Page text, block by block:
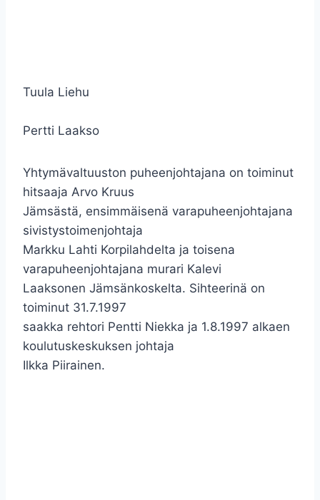
Tuula Liehu
Pertti Laakso
Yhtymävaltuuston puheenjohtajana on toiminut
hitsaaja Arvo Kruus
Jämsästä, ensimmäisenä varapuheenjohtajana
sivistystoimenjohtaja
Markku Lahti Korpilahdelta ja toisena
varapuheenjohtajana murari Kalevi
Laaksonen Jämsänkoskelta. Sihteerinä on
toiminut 31.7.1997
saakka rehtori Pentti Niekka ja 1.8.1997 alkaen
koulutuskeskuksen johtaja
Ilkka Piirainen.